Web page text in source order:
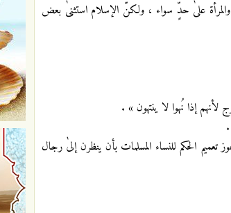
علىٰ حدٍّ سواء ، ولكنّ الإسلام استثنىٰ بعض
إذا نُهوا لا ينتهون » .
.
الحكم للنساء المسلمات بأن ينظرن إلىٰ رجال